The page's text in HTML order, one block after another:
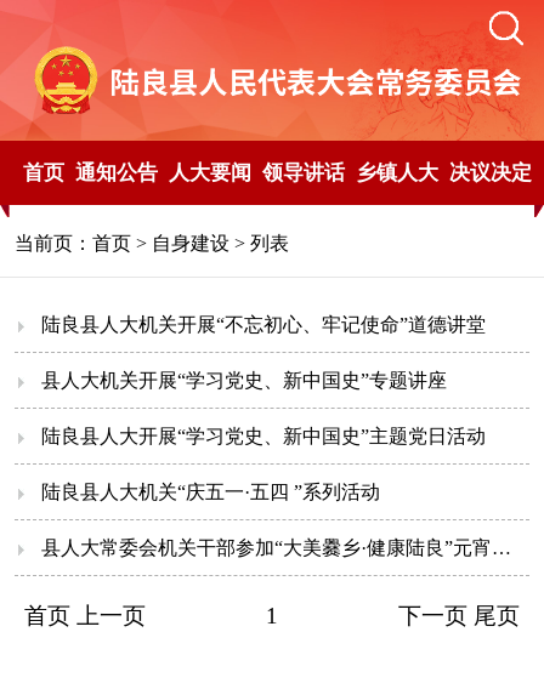
首页 通知公告 人大要闻 领导讲话 乡镇人大 决议决定
当前页： 首页 > 自身建设 > 列表
陆良县人大机关开展“不忘初心、牢记使命”道德讲堂
县人大机关开展“学习党史、新中国史”专题讲座
陆良县人大开展“学习党史、新中国史”主题党日活动
陆良县人大机关“庆五一·五四 ”系列活动
县人大常委会机关干部参加“大美爨乡·健康陆良”元宵节欢乐跑活动
首页 上一页 1 下一页 尾页